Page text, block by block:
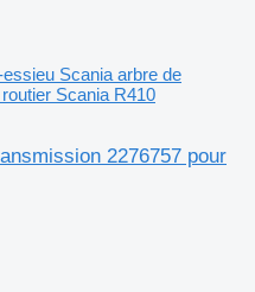
Scania arbre de
Scania R410
2276757 pour